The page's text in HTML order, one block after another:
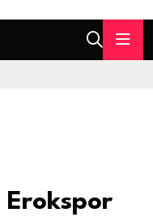
Erokspor